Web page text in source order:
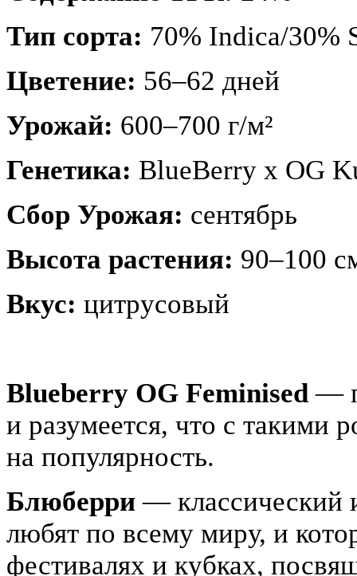
Тип сорта: 70% Indica/30%
Цветение: 56–62 дней
Урожай: 600–700 г/м²
Генетика: BlueBerry x OG
Сбор Урожая: сентябрь
Высота растения: 90–100
Вкус: цитрусовый
Blueberry OG Feminised —
и разумеется, что с такими
на популярность.
Блюберри — классический
любят по всему миру, и
фестивалях и кубках,